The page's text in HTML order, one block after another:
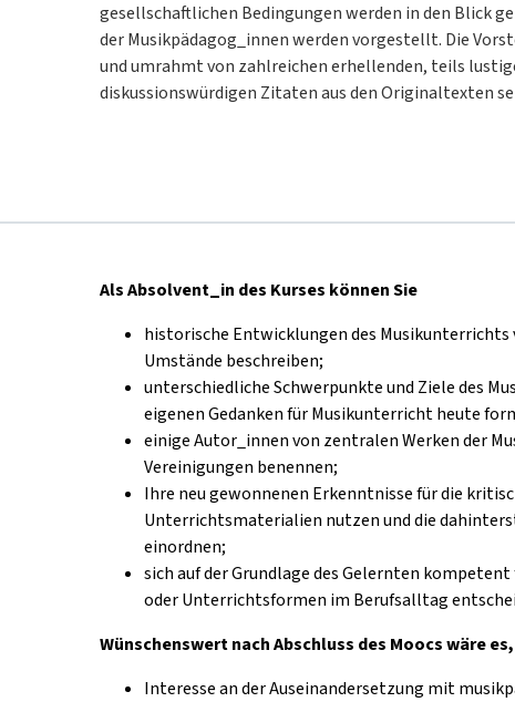
gesellschaftlichen Bedingungen werden in den Blick
der Musikpädagog_innen werden vorgestellt. Die
und umrahmt von zahlreichen erhellenden, teils
diskussionswürdigen Zitaten aus den Originaltexten
Als Absolvent_in des Kurses können Sie
historische Entwicklungen des
Umstände beschreiben;
unterschiedliche Schwerpunkte und Ziele des
eigenen Gedanken für Musikunterricht heute
einige Autor_innen von zentralen Werken der
Vereinigungen benennen;
Ihre neu gewonnenen Erkenntnisse für die
Unterrichtsmaterialien nutzen und die
einordnen;
sich auf der Grundlage des Gelernten
oder Unterrichtsformen im Berufsalltag
Wünschenswert nach Abschluss des Moocs wäre
Interesse an der Auseinandersetzung mit